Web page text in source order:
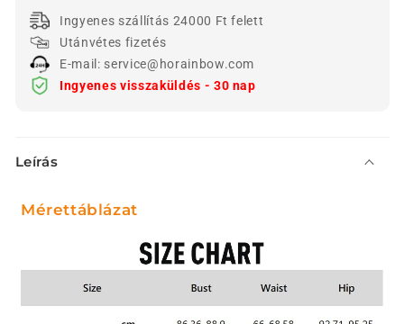
Ingyenes szállítás 24000 Ft felett
Utánvétes fizetés
E-mail: service@horainbow.com
Ingyenes visszaküldés - 30 nap
s
z
c
u
Leírás
Mérettáblázat